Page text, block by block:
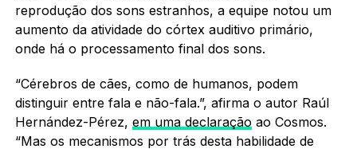
reprodução dos sons estranhos, a equipe notou um
aumento da atividade do córtex auditivo primário,
onde há o processamento final dos sons.
“Cérebros de cães, como de humanos, podem
distinguir entre fala e não-fala.”, afirma o autor Raúl
Hernández-Pérez, em uma declaração ao Cosmos.
“Mas os mecanismos por trás desta habilidade de